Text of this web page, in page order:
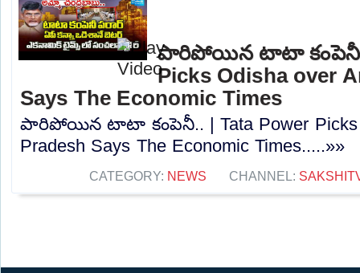
పారిపోయిన టాటా కంపెనీ..
Picks Odisha over
Says The Economic Times
పారిపోయిన టాటా కంపెనీ.. | Tata Power Picks
Pradesh Says The Economic Times.....»»
CATEGORY: NEWS CHANNEL: